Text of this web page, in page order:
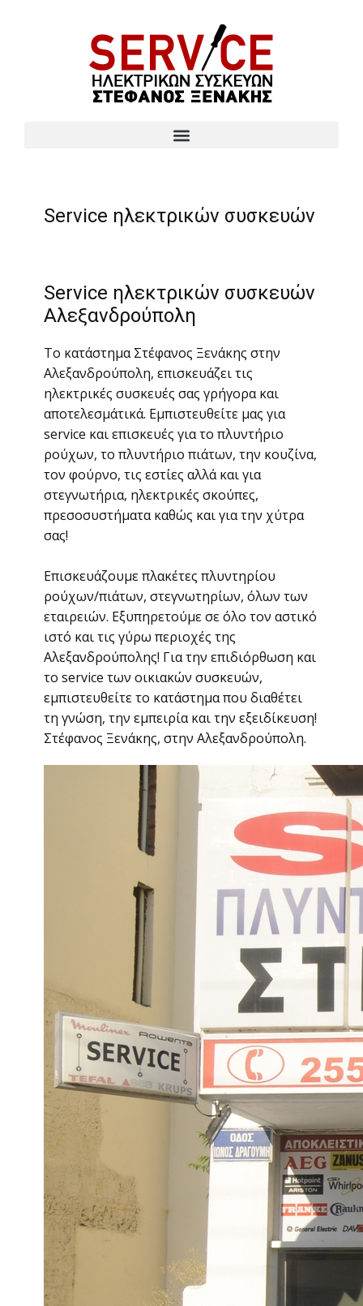
Service ηλεκτρικών συσκευών
Service ηλεκτρικών συσκευών
Αλεξανδρούπολη
Το κατάστημα Στέφανος Ξενάκης στην
Αλεξανδρούπολη, επισκευάζει τις
ηλεκτρικές συσκευές σας γρήγορα και
αποτελεσμάτικά. Εμπιστευθείτε μας για
service και επισκευές για το πλυντήριο
ρούχων, το πλυντήριο πιάτων, την κουζίνα,
τον φούρνο, τις εστίες αλλά και για
στεγνωτήρια, ηλεκτρικές σκούπες,
πρεσοσυστήματα καθώς και για την χύτρα
σας!
Επισκευάζουμε πλακέτες πλυντηρίου
ρούχων/πιάτων, στεγνωτηρίων, όλων των
εταιρειών. Εξυπηρετούμε σε όλο τον αστικό
ιστό και τις γύρω περιοχές της
Αλεξανδρούπολης! Για την επιδιόρθωση και
το service των οικιακών συσκευών,
εμπιστευθείτε το κατάστημα που διαθέτει
τη γνώση, την εμπειρία και την εξειδίκευση!
Στέφανος Ξενάκης, στην Αλεξανδρούπολη.